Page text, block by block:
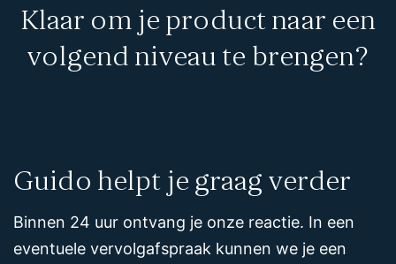
Klaar om je product naar een
volgend niveau te brengen?
Guido helpt je graag verder
Binnen 24 uur ontvang je onze reactie. In een
eventuele vervolgafspraak kunnen we je een